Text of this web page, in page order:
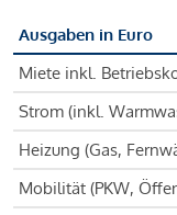
Ausgaben in Euro
Miete inkl.
Strom (inkl.
Heizung (Gas,
Mobilität (PKW,